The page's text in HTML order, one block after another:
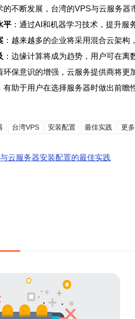
的不断发展，台湾的VPS与云服务器
平 ：通过AI和机器学习技术，提升服
：越来越多的企业将采用混合云架构
：边缘计算将成为趋势，用户可在离
环保意识的增强，云服务提供商将更
有助于用户在选择服务器时做出前瞻
台湾VPS 安装配置 最佳实践 更
云服务器安装配置的最佳实践